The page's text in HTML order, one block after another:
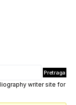
writer site for